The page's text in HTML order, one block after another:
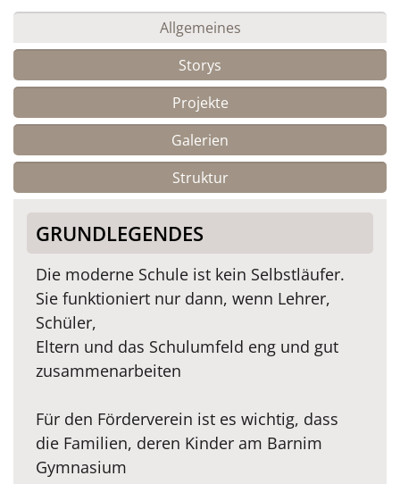
Allgemeines
Storys
Projekte
Galerien
Struktur
GRUNDLEGENDES
Die moderne Schule ist kein Selbstläufer.
Sie funktioniert nur dann, wenn Lehrer,
Schüler,
Eltern und das Schulumfeld eng und gut
zusammenarbeiten
Für den Förderverein ist es wichtig, dass
die Familien, deren Kinder am Barnim
Gymnasium